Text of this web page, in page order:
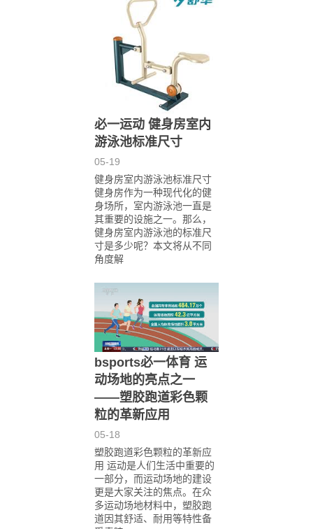
必一运动 健身房室内
游泳池标准尺寸
05-19
健身房室内游泳池标准尺寸
健身房作为一种现代化的健
身场所，室内游泳池一直是
其重要的设施之一。那么，
健身房室内游泳池的标准尺
寸是多少呢？本文将从不同
角度解
bsports必一体育 运
动场地的亮点之一
——塑胶跑道彩色颗
粒的革新应用
05-18
塑胶跑道彩色颗粒的革新应
用 运动是人们生活中重要的
一部分，而运动场地的建设
更是大家关注的焦点。在众
多运动场地材料中，塑胶跑
道因其舒适、耐用等特性备